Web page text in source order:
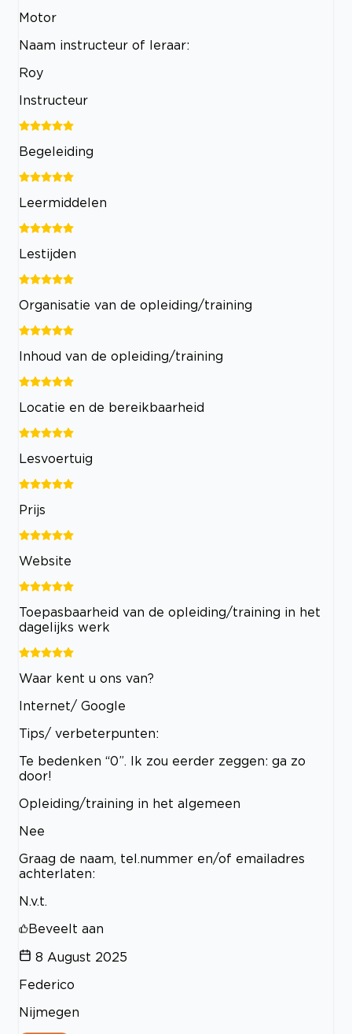
Motor
Naam instructeur of leraar:
Roy
Instructeur
Begeleiding
Leermiddelen
Lestijden
Organisatie van de opleiding/training
Inhoud van de opleiding/training
Locatie en de bereikbaarheid
Lesvoertuig
Prijs
Website
Toepasbaarheid van de opleiding/training in het
dagelijks werk
Waar kent u ons van?
Internet/ Google
Tips/ verbeterpunten:
Te bedenken “0”. Ik zou eerder zeggen: ga zo
door!
Opleiding/training in het algemeen
Nee
Graag de naam, tel.nummer en/of emailadres
achterlaten:
N.v.t.
Beveelt aan
8 August 2025
Federico
Nijmegen